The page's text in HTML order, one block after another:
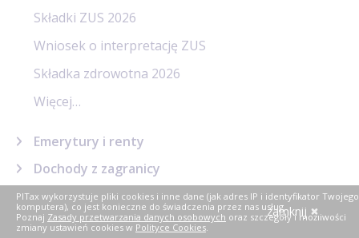
Składki ZUS 2026
Wniosek o interpretację ZUS
Składka zdrowotna 2026
Więcej…
Emerytury i renty
Dochody z zagranicy
Najem
Kredyty w PIT
PITax wykorzystuje pliki cookies i inne dane (jak adres IP i identyfikator Twojego
komputera), co jest konieczne do świadczenia przez nas usług.
Poznaj Zasady przetwarzania danych osobowych oraz szczegóły i możliwości
zmiany ustawień cookies w Polityce Cookies.
zamknij